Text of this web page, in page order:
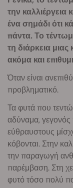
την
ένα σημάδι ότι
πάντα. Το
τη διάρκεια μιας
ακόμα και
Όταν είναι
προβληματικό.
Τα φυτά που
αδύναμα,
εύθραυστους
κόβονται. Στην
την παραγωγή
παρέμβαση. Στη
φυτό τόσο πολύ